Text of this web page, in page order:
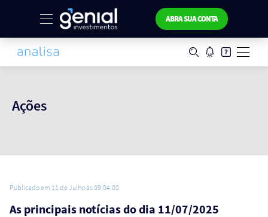
Ações
ABRA SUA CONTA
Publicado em 11 de Julho às 09:04:00
As principais notícias do dia 11/07/2025